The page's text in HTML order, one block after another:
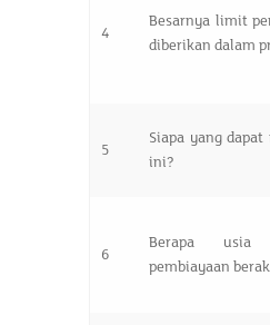
4
Besarnya limit
diberikan dalam
5
Siapa yang
ini?
6
Berapa usia
pembiayaan